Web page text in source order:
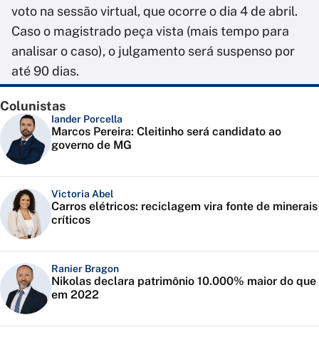
voto na sessão virtual, que ocorre o dia 4 de abril.
Caso o magistrado peça vista (mais tempo para
analisar o caso), o julgamento será suspenso por
até 90 dias.
Colunistas
Iander Porcella
Marcos Pereira: Cleitinho será candidato ao
governo de MG
Victoria Abel
Carros elétricos: reciclagem vira fonte de minerais
críticos
Ranier Bragon
Nikolas declara patrimônio 10.000% maior do que
em 2022